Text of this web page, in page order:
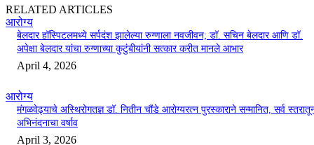
RELATED ARTICLES
आरोग्य
बेलदार हॉस्पिटलमध्ये सर्पदंश झालेल्या रुग्णाला नवजीवन; डॉ. सचिन बेलदार आणि डॉ.
अपेक्षा बेलदार यांचा रुग्णाच्या कुटुंबीयांनी सत्कार करीत मानले आभार
April 4, 2026
आरोग्य
मंगळवेढ्याचे अस्थिरोगतज्ञ डॉ. नितीन चौंडे आरोग्यरत्न पुरस्काराने सन्मानित, सर्व
अभिनंदनाचा वर्षाव
April 3, 2026